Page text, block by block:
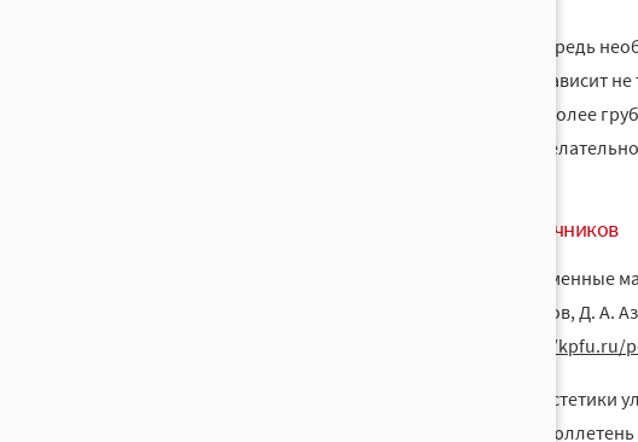
В первую очередь
отложений зависит
налёта, чем более
После еды
Список источников
Современные
Хафизов, Д. А.
https://kpfu.ru/
Роль
Т. Н.,